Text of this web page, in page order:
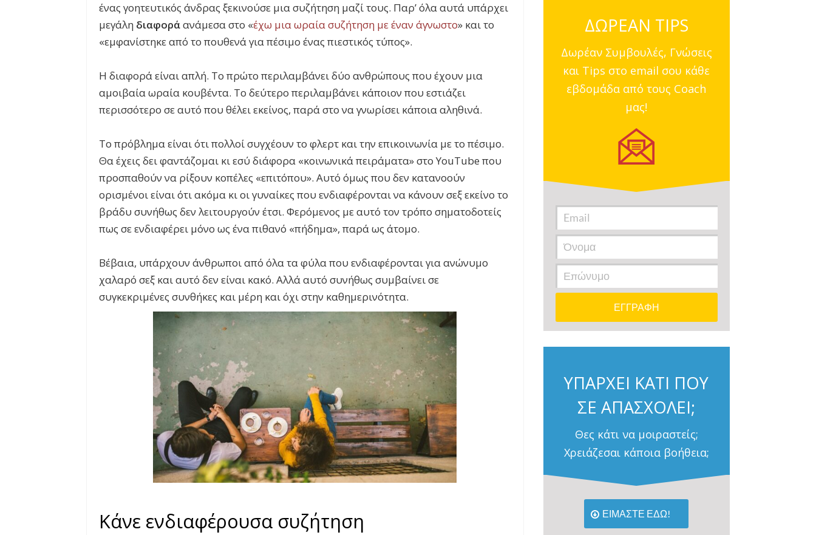
ένας γοητευτικός άνδρας ξεκινούσε μια συζήτηση μαζί τους. Παρ’ όλα αυτά υπάρχει
μεγάλη διαφοράανάμεσα στο «έχω μια ωραία συζήτηση με έναν άγνωστο» και το
«εμφανίστηκε από το πουθενά για πέσιμο ένας πιεστικός τύπος».
Η διαφορά είναι απλή. Το πρώτο περιλαμβάνει δύο ανθρώπους που έχουν μια
αμοιβαία ωραία κουβέντα. Το δεύτερο περιλαμβάνει κάποιον που εστιάζει
περισσότερο σε αυτό που θέλει εκείνος, παρά στο να γνωρίσει κάποια αληθινά.
Το πρόβλημα είναι ότι πολλοί συγχέουν το φλερτ και την επικοινωνία με το πέσιμο.
Θα έχεις δει φαντάζομαι κι εσύ διάφορα «κοινωνικά πειράματα» στο YouTube που
προσπαθούν να ρίξουν κοπέλες «επιτόπου». Αυτό όμως που δεν κατανοούν
ορισμένοι είναι ότι ακόμα κι οι γυναίκες που ενδιαφέρονται να κάνουν σεξ εκείνο το
βράδυ συνήθως δεν λειτουργούν έτσι. Φερόμενος με αυτό τον τρόπο σηματοδοτείς
πως σε ενδιαφέρει μόνο ως ένα πιθανό «πήδημα», παρά ως άτομο.
Βέβαια, υπάρχουν άνθρωποι από όλα τα φύλα που ενδιαφέρονται για ανώνυμο
χαλαρό σεξ και αυτό δεν είναι κακό. Αλλά αυτό συνήθως συμβαίνει σε
συγκεκριμένες συνθήκες και μέρη και όχι στην καθημερινότητα.
Κάνε ενδιαφέρουσα συζήτηση
ΔΩΡΕΑΝ TIPS
Δωρέαν Συμβουλές, Γνώσεις
και Tips στο email σου κάθε
εβδομάδα από τους Coach
μας!
ΥΠΑΡΧΕΙ ΚΑΤΙ ΠΟΥ
ΣΕ ΑΠΑΣΧΟΛΕΙ;
Θες κάτι να μοιραστείς;
Χρειάζεσαι κάποια βοήθεια;
ΕΙΜΑΣΤΕ ΕΔΩ!